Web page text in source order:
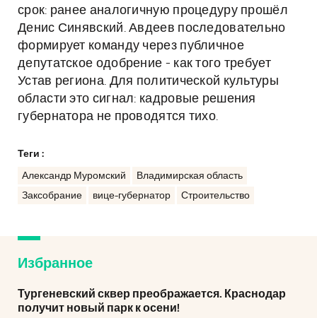
срок: ранее аналогичную процедуру прошёл
Денис Синявский. Авдеев последовательно
формирует команду через публичное
депутатское одобрение - как того требует
Устав региона. Для политической культуры
области это сигнал: кадровые решения
губернатора не проводятся тихо.
Теги :
Александр Муромский
Владимирская область
Заксобрание
вице-губернатор Строительство
Избранное
Тургеневский сквер преображается. Краснодар
получит новый парк к осени!